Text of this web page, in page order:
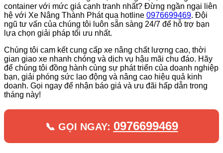
container với mức giá cạnh tranh nhất? Đừng ngần ngại liên
hệ với Xe Nâng Thành Phát qua hotline 0976699469. Đội
ngũ tư vấn của chúng tôi luôn sẵn sàng 24/7 để hỗ trợ bạn
lựa chọn giải pháp tối ưu nhất.
Chúng tôi cam kết cung cấp xe nâng chất lượng cao, thời
gian giao xe nhanh chóng và dịch vụ hậu mãi chu đáo. Hãy
để chúng tôi đồng hành cùng sự phát triển của doanh nghiệp
bạn, giải phóng sức lao động và nâng cao hiệu quả kinh
doanh. Gọi ngay để nhận báo giá và ưu đãi hấp dẫn trong
tháng này!
📞 GỌI NGAY: 0976699469